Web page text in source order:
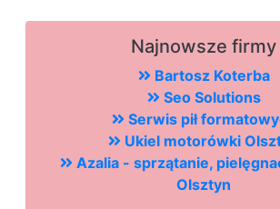
Najnowsze firmy
Bartosz Koterba
Seo Solutions
Serwis pił
Ukiel motorówki
Azalia - sprzątanie,
Olsztyn